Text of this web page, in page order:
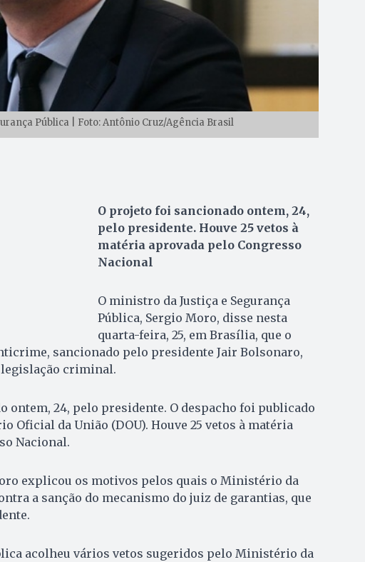
Pública | Foto: Antônio Cruz/Agência Brasil
O projeto foi sancionado ontem, 24,
pelo presidente. Houve 25 vetos à
matéria aprovada pelo Congresso
Nacional
O ministro da Justiça e Segurança
Pública, Sergio Moro, disse nesta
quarta-feira, 25, em Brasília, que o
sancionado pelo presidente Jair Bolsonaro,
legislação criminal.
ontem, 24, pelo presidente. O despacho foi publicado
Oficial da União (DOU). Houve 25 vetos à matéria
Nacional.
explicou os motivos pelos quais o Ministério da
a sanção do mecanismo do juiz de garantias, que
acolheu vários vetos sugeridos pelo Ministério da